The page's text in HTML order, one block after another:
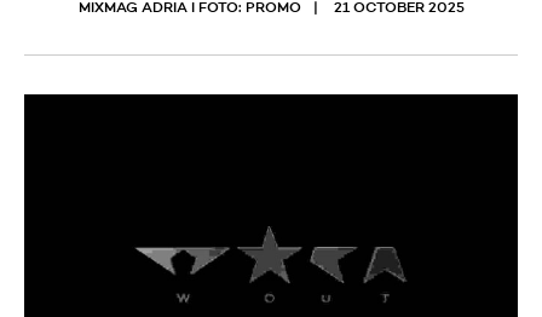
MIXMAG ADRIA I FOTO: PROMO 21 OCTOBER 2025